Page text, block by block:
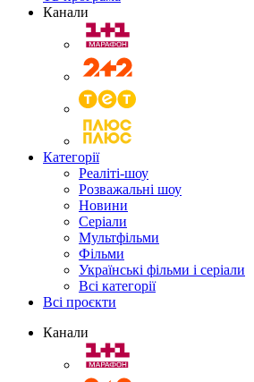
Канали
Категорії
Реаліті-шоу
Розважальні шоу
Новини
Серіали
Мультфільми
Фільми
Українські фільми і серіали
Всі категорії
Всі проєкти
Канали